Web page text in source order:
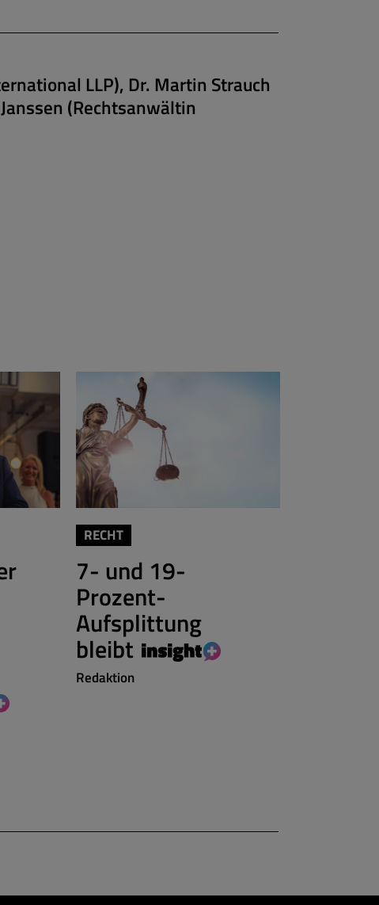
LLP), Dr. Martin Strauch
(Rechtsanwältin
RECHT
7- und 19-
Prozent-
Aufsplittung
bleibt
Redaktion